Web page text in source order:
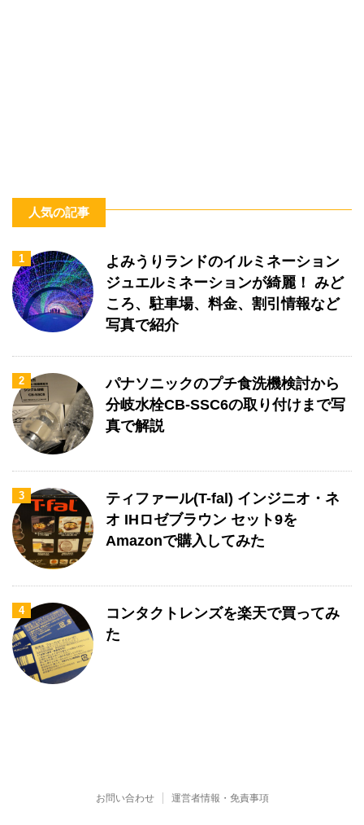
人気の記事
1
よみうりランドのイルミネーション
ジュエルミネーションが綺麗！ みど
ころ、駐車場、料金、割引情報など
写真で紹介
2
パナソニックのプチ食洗機検討から
分岐水栓CB-SSC6の取り付けまで写
真で解説
3
ティファール(T-fal) インジニオ・ネ
オ IHロゼブラウン セット9を
Amazonで購入してみた
4
コンタクトレンズを楽天で買ってみ
た
お問い合わせ 運営者情報・免責事項